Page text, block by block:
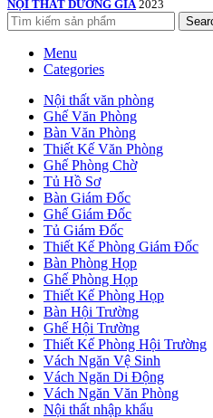
NỘI THẤT DƯƠNG GIA 2023
Menu
Categories
Nội thất văn phòng
Ghế Văn Phòng
Bàn Văn Phòng
Thiết Kế Văn Phòng
Ghế Phòng Chờ
Tủ Hồ Sơ
Bàn Giám Đốc
Ghế Giám Đốc
Tủ Giám Đốc
Thiết Kế Phòng Giám Đốc
Bàn Phòng Họp
Ghế Phòng Họp
Thiết Kế Phòng Họp
Bàn Hội Trường
Ghế Hội Trường
Thiết Kế Phòng Hội Trường
Vách Ngăn Vệ Sinh
Vách Ngăn Di Động
Vách Ngăn Văn Phòng
Nội thất nhập khẩu